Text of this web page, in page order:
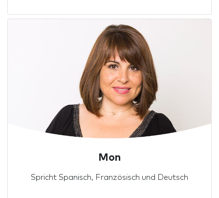
Mon
Spricht Spanisch, Französisch und Deutsch